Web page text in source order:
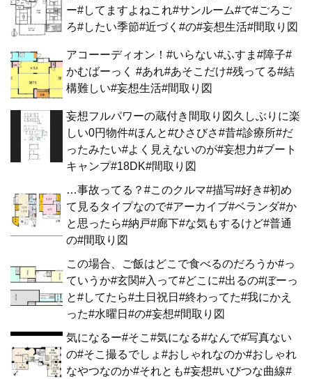
ー#してますよねこれ#サンルーム#で#ごろご
ろ#したい季節#近づく#の#妄想生活#間取り図
アコーーディオン！#いらない#ふすま#障子#
かむばーっく #あれ#あそこだけ#残ってる#結
構難しい#妄想生活#間取り図
妄想フルパワーの蔵付き間取り図久しぶりに楽
しい0円物件#ほんと#ひさびさ#昔#診療所#だ
ったみたい#よく見えないのが#妄想力#ブート
キャンプ#18DK#間取り図
…事故ってる？#このクルマ#描写#好き#初め
て見るタイプなので#アーカイブ#ベランダ#か
と思ったら#納戸#廊下#な気もするけど#普通
の#間取り図
この場合、ご飯はどこで食べるのだろうか#っ
ていうか#玄関#入って#どこに#出るの#ぼーっ
と#してたら#土日祝日#終わってた#我にかえ
った#水曜日#の#妄想#間取り図
気になるー#そこ#気になる#なんで#写真ない
の#そこ撮るでしょ#おしゃれなのか#おしゃれ
なやつなのか#それとも#妄想#いびつな曲線#